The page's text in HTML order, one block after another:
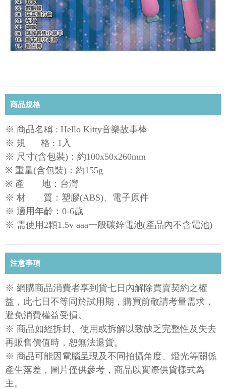
商品規格
※ 商品名稱 : Hello Kitty音樂故事棒
※ 規 格 : 1入
※ 尺寸(含包裝)：約100x50x260mm
※ 重量(含包裝)：約155g
※ 產 地：台灣
※ 材 質：塑膠(ABS)、電子原件
※ 適用年齡：0-6歲
※ 需使用2顆1.5v aaa一般碳鋅電池(產品內不含電池)
注意事項
※ 網購商品消費者享到貨七日內解除買賣契約之權
益，此七日不等同於試用期，購買前敬請考量需求，
避免消費權益受損。
※ 商品如經拆封、使用或拆解以致缺乏完整性及失去
再販售價值時，恕無法退貨。
※ 商品可能因電腦呈現及不同拍攝角度、燈光等關係
產生落差，圖片僅供參考，商品以實際供貨樣式為
主。